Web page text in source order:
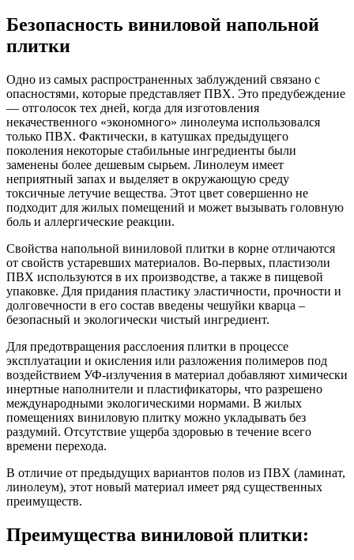
Безопасность виниловой напольной
плитки
Одно из самых распространенных заблуждений связано с
опасностями, которые представляет ПВХ. Это предубеждение
— отголосок тех дней, когда для изготовления
некачественного «экономного» линолеума использовался
только ПВХ. Фактически, в катушках предыдущего
поколения некоторые стабильные ингредиенты были
заменены более дешевым сырьем. Линолеум имеет
неприятный запах и выделяет в окружающую среду
токсичные летучие вещества. Этот цвет совершенно не
подходит для жилых помещений и может вызывать головную
боль и аллергические реакции.
Свойства напольной виниловой плитки в корне отличаются
от свойств устаревших материалов. Во-первых, пластизоли
ПВХ используются в их производстве, а также в пищевой
упаковке. Для придания пластику эластичности, прочности и
долговечности в его состав введены чешуйки кварца –
безопасный и экологически чистый ингредиент.
Для предотвращения расслоения плитки в процессе
эксплуатации и окисления или разложения полимеров под
воздействием УФ-излучения в материал добавляют химически
инертные наполнители и пластификаторы, что разрешено
международными экологическими нормами. В жилых
помещениях виниловую плитку можно укладывать без
раздумий. Отсутствие ущерба здоровью в течение всего
времени перехода.
В отличие от предыдущих вариантов полов из ПВХ (ламинат,
линолеум), этот новый материал имеет ряд существенных
преимуществ.
Преимущества виниловой плитки: